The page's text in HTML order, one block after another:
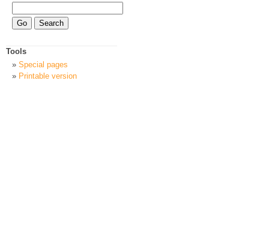
Tools
Special pages
Printable version